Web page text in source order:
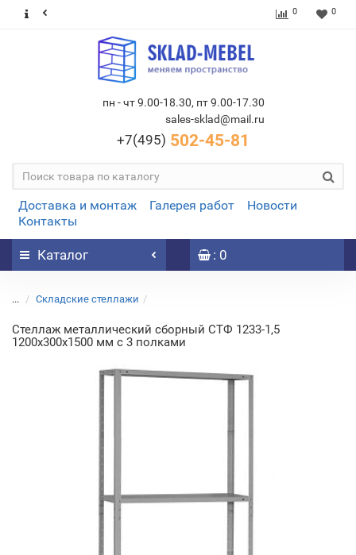
0 0
пн - чт 9.00-18.30, пт 9.00-17.30
sales-sklad@mail.ru
+7(495) 502-45-81
Доставка и монтаж Галерея работ
Новости
Контакты
Каталог : 0
... Складские стеллажи
Стеллаж металлический сборный СТФ 1233-1,5
1200х300х1500 мм с 3 полками